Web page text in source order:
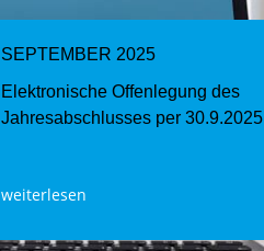
SEPTEMBER 2025
Elektronische Offenlegung des
Jahresabschlusses per 30.9.2025
weiterlesen